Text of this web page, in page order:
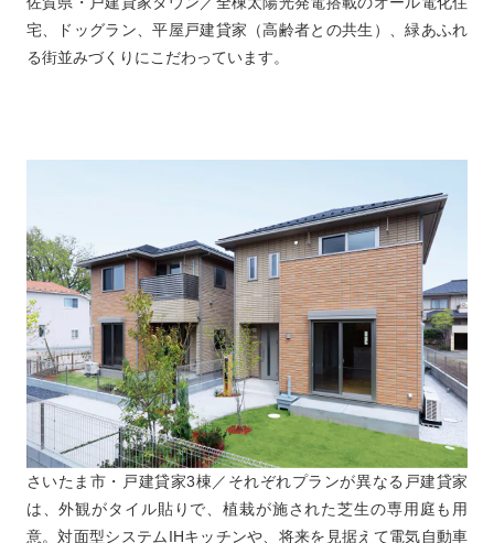
宅、ドッグラン、平屋戸建貸家（高齢者との共生）、緑あふれ
る街並みづくりにこだわっています。
さいたま市・戸建貸家3棟／それぞれプランが異なる戸建貸家
は、外観がタイル貼りで、植栽が施された芝生の専用庭も用
意。対面型システムIHキッチンや、将来を見据えて電気自動車